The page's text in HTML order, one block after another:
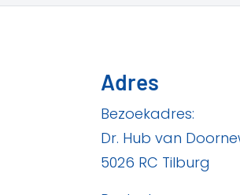
Adres
Bezoekadres:
Dr. Hub van
5026 RC Tilburg